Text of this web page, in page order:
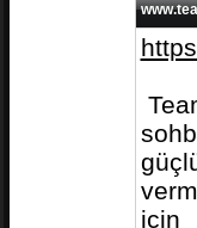
için